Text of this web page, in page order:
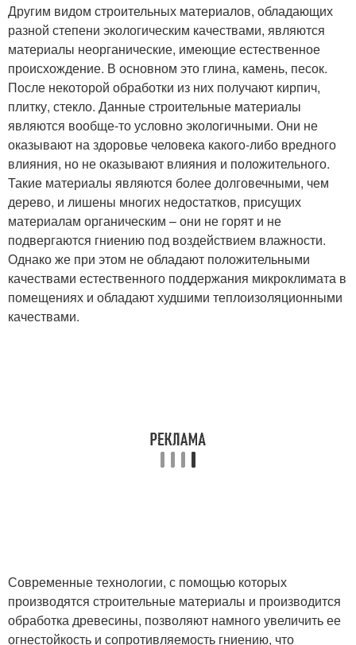
Другим видом строительных материалов, обладающих
разной степени экологическим качествами, являются
материалы неорганические, имеющие естественное
происхождение. В основном это глина, камень, песок.
После некоторой обработки из них получают кирпич,
плитку, стекло. Данные строительные материалы
являются вообще-то условно экологичными. Они не
оказывают на здоровье человека какого-либо вредного
влияния, но не оказывают влияния и положительного.
Такие материалы являются более долговечными, чем
дерево, и лишены многих недостатков, присущих
материалам органическим – они не горят и не
подвергаются гниению под воздействием влажности.
Однако же при этом не обладают положительными
качествами естественного поддержания микроклимата в
помещениях и обладают худшими теплоизоляционными
качествами.
Современные технологии, с помощью которых
производятся строительные материалы и производится
обработка древесины, позволяют намного увеличить ее
огнестойкость и сопротивляемость гниению, что